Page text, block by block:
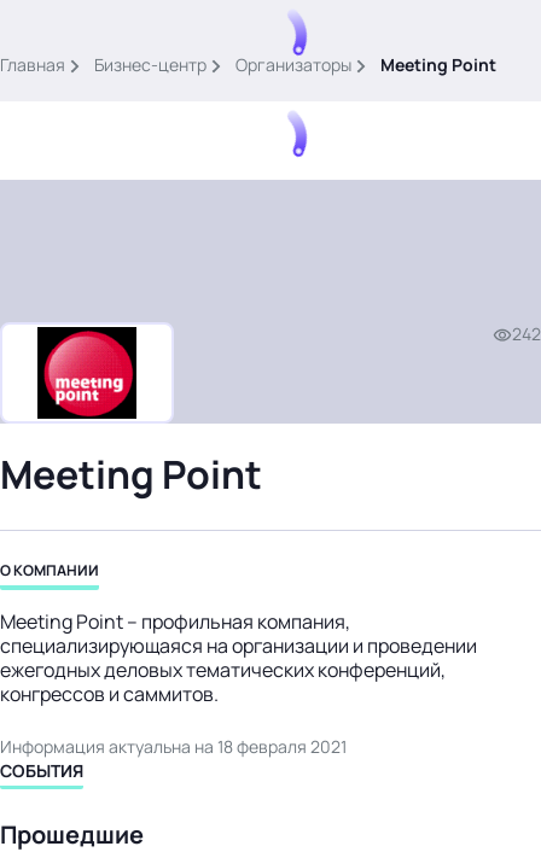
Войти
картина дня
темы
материалы
события
бизнес-центр
Главная Бизнес-центр Организаторы Meeting Point
242
Meeting Point
О КОМПАНИИ
Meeting Point – профильная компания,
специализирующаяся на организации и проведении
ежегодных деловых тематических конференций,
конгрессов и саммитов.
Информация актуальна на 18 февраля 2021
СОБЫТИЯ
Прошедшие